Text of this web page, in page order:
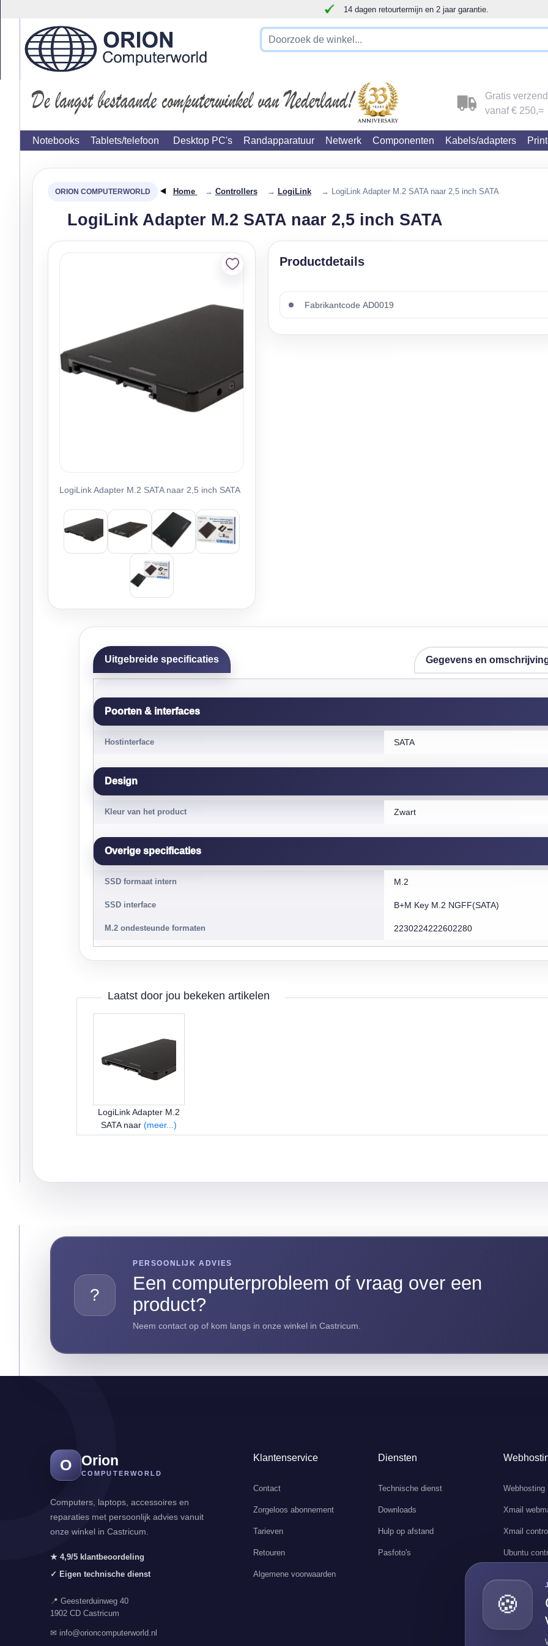
🍪
14 dagen retourtermijn en 2 jaar garantie.
!!!!! LET OP!!! WIJ ZIJN VERHUISD !!!!!
Gratis
vanaf € 250,=
Notebooks Tablets/telefoon Desktop PC's Randapparatuur Netwerk Componenten Kabels/adapters
Home → Controllers → LogiLink → LogiLink Adapter M.2 SATA naar 2,5 inch SATA
LogiLink Adapter M.2 SATA naar 2,5 inch SATA
LogiLink Adapter M.2 SATA naar 2,5 inch SATA
Fabrikantcode AD0019
Uitgebreide specificaties Gegevens en
Poorten & interfaces
Hostinterface SATA
Design
Kleur van het product Zwart
Overige specificaties
SSD formaat intern M.2
SSD interface B+M Key M.2 NGFF(SATA)
M.2 ondesteunde formaten 2230224222602280
Laatst door jou bekeken artikelen
LogiLink Adapter M.2
SATA naar (meer...)
?
PERSOONLIJK ADVIES
Een computerprobleem of vraag over een
product?
Neem contact op of kom langs in onze winkel in Castricum.
O Orion
COMPUTERWORLD
Computers, laptops, accessoires en
reparaties met persoonlijk advies vanuit
onze winkel in Castricum.
★ 4,9/5 klantbeoordeling
✓ Eigen technische dienst
📍 Geesterduinweg 40
1902 CD Castricum
✉ info@orioncomputerworld.nl
Klantenservice
Contact
Zorgeloos abonnement
Tarieven
Retouren
Algemene voorwaarden
Diensten
Technische dienst
Downloads
Hulp op afstand
Pasfoto's
Webhosting
Xmail
Xmail
Ubuntu